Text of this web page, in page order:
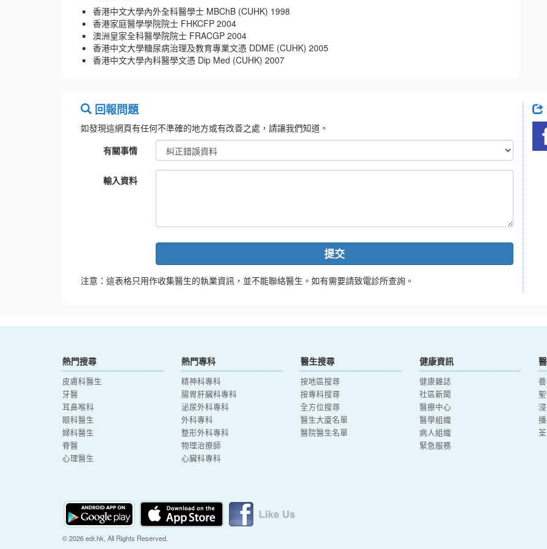
香港中文大學內外全科醫學士 MBChB (CUHK) 1998
香港家庭醫學學院院士 FHKCFP 2004
澳洲皇家全科醫學院院士 FRACGP 2004
香港中文大學糖尿病治理及教育專業文憑 DDME (CUHK) 2005
香港中文大學內科醫學文憑 Dip Med (CUHK) 2007
回報問題
如發現這網頁有任何不準確的地方或有改善之處，請讓我們知道。
有關事情
輸入資料
提交
注意：這表格只用作收集醫生的執業資訊，並不能聯絡醫生。如有需要請致電診所查詢。
熱門搜尋
皮膚科醫生
牙醫
耳鼻喉科
眼科醫生
婦科醫生
脊醫
心理醫生
熱門專科
精神科專科
腸胃肝臟科專科
泌尿外科專科
外科專科
整形外科專科
物理治療師
心臟科專科
醫生搜尋
按地區搜尋
按專科搜尋
全方位搜尋
醫生大廈名單
醫院醫生名單
健康資訊
健康雜誌
社區新聞
醫療中心
醫學組織
病人組織
緊急服務
© 2026 edr.hk, All Rights Reserved.